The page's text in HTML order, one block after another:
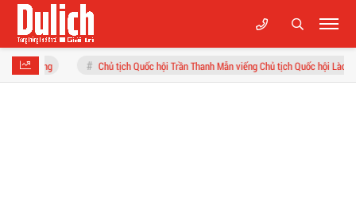
Chủ tịch Quốc hội Trần Thanh Mẫn viếng Chủ tịch Quốc hội Lào tại Vientiane